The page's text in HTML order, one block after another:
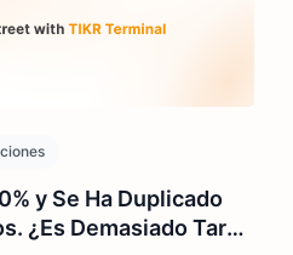
y Se Ha Duplicado
¿Es Demasiado Tarde